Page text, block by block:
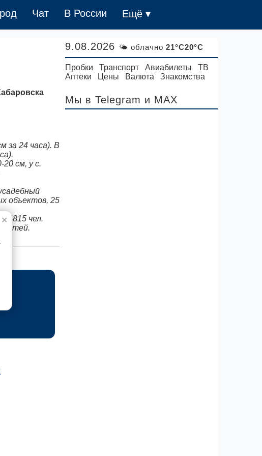
Чат В России Ещё ▾
за 24 часа). В
см, у с.
объектов, 25
4815 чел.
детей.
✕
9.08.2026 🌤 облачно 21°C20°C
Пробки Транспорт Авиабилеты
ТВ
Аптеки
Цены Валюта Знакомства
Мы в Telegram и MAX